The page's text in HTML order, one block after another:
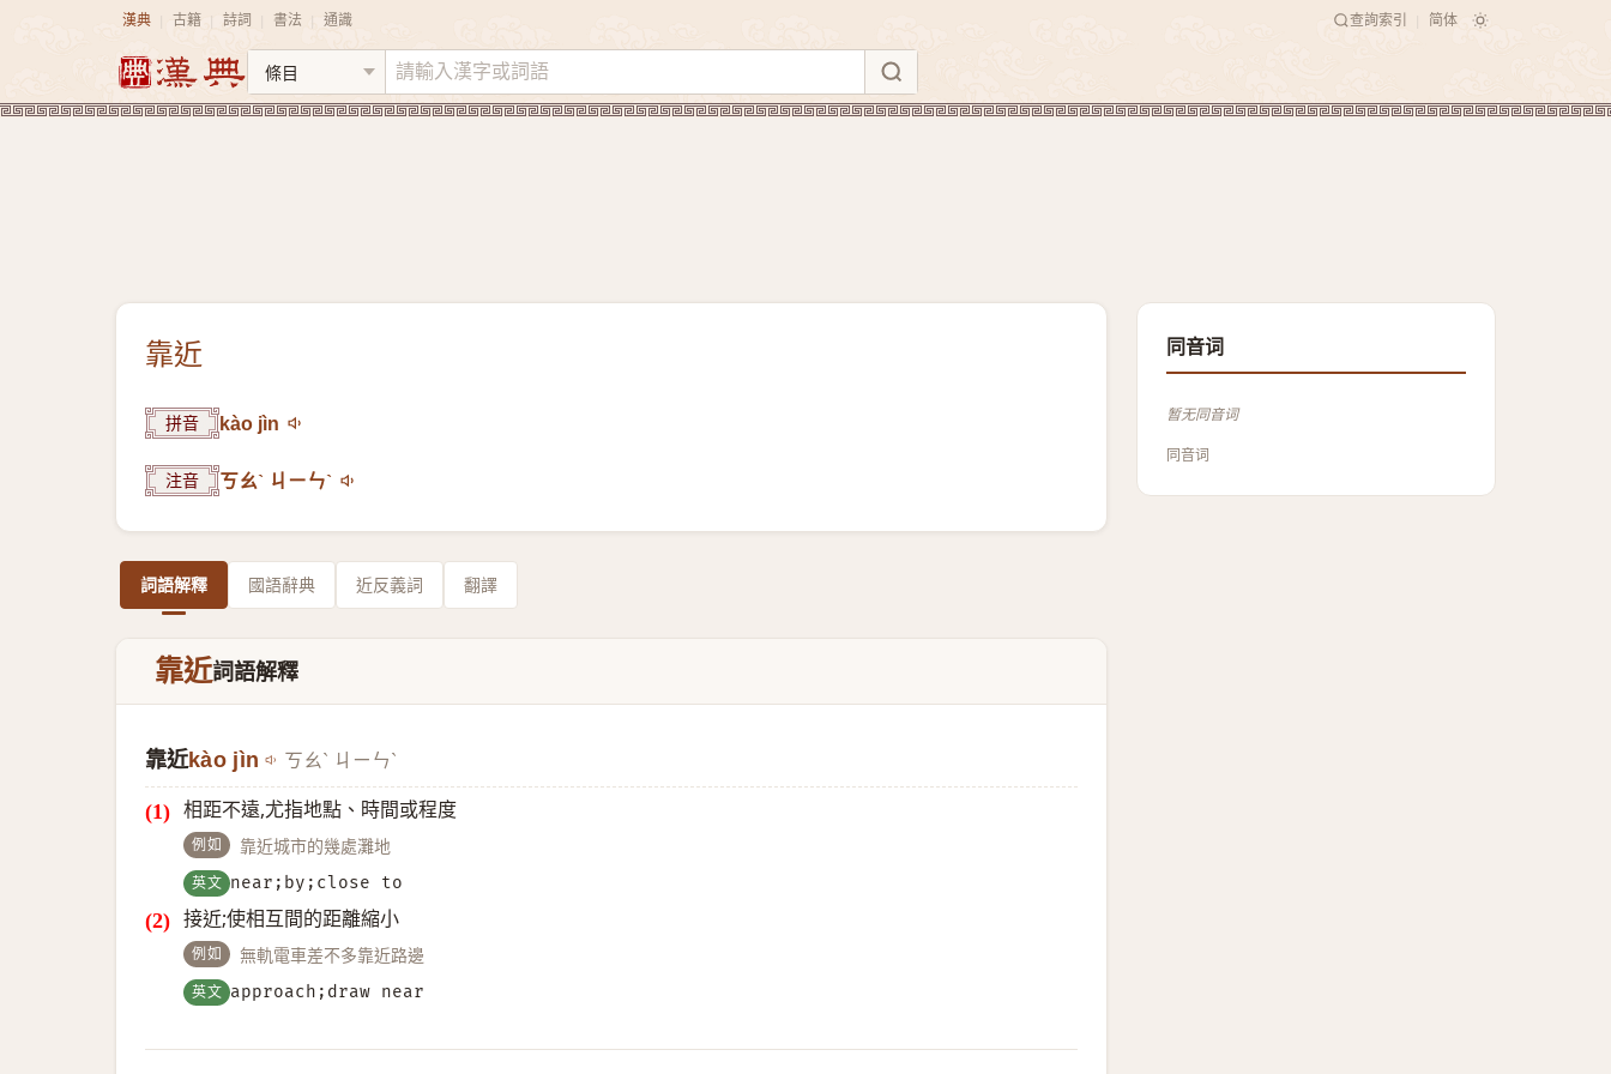
漢典 古籍 詩詞 書法 通識 查詢索引 简体
靠近
拼音 kào jìn
注音 ㄎㄠˋ ㄐㄧㄣˋ
詞語解釋 國語辭典 近反義詞 翻譯
靠近詞語解釋
靠近kào jìn ㄎㄠˋ ㄐㄧㄣˋ
相距不遠,尤指地點、時間或程度
例如 靠近城市的幾處灘地
英文 near;by;close to
接近;使相互間的距離縮小
例如 無軌電車差不多靠近路邊
英文 approach;draw near
同音词
暂无同音词
同音词